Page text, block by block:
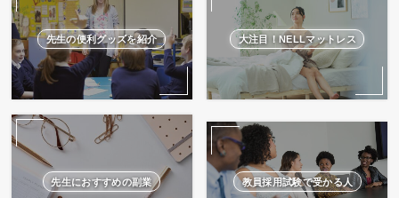
先生の便利グッズを紹介 大注目！NELLマットレス
先生におすすめの副業 教員採用試験で受かる人